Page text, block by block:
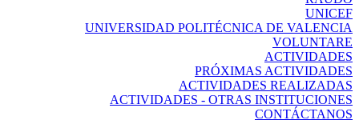
UNICEF
UNIVERSIDAD POLITÉCNICA DE VALENCIA
VOLUNTARE
ACTIVIDADES
PRÓXIMAS ACTIVIDADES
ACTIVIDADES REALIZADAS
ACTIVIDADES - OTRAS INSTITUCIONES
CONTÁCTANOS